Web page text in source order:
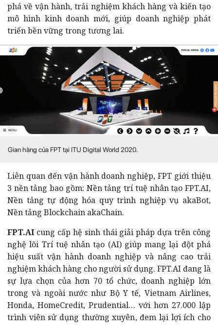
phá về vận hành, trải nghiệm khách hàng và kiến tạo
mô hình kinh doanh mới, giúp doanh nghiệp phát
triển bền vững trong tương lai.
Gian hàng của FPT tại ITU Digital World 2020.
Liên quan đến vận hành doanh nghiệp, FPT giới thiệu
3 nền tảng bao gồm: Nền tảng trí tuệ nhân tạo FPT.AI,
Nền tảng tự động hóa quy trình nghiệp vụ akaBot,
Nền tảng Blockchain akaChain.
FPT.AI cung cấp hệ sinh thái giải pháp dựa trên công
nghệ lõi Trí tuệ nhân tạo (AI) giúp mang lại đột phá
hiệu suất vận hành doanh nghiệp và nâng cao trải
nghiệm khách hàng cho người sử dụng. FPT.AI đang là
sự lựa chọn của hơn 70 tổ chức, doanh nghiệp lớn
trong và ngoài nước như Bộ Y tế, Vietnam Airlines,
Honda, HomeCredit, Prudential… với hơn 27.000 lập
trình viên sử dụng thường xuyên, đem lại lợi ích cho